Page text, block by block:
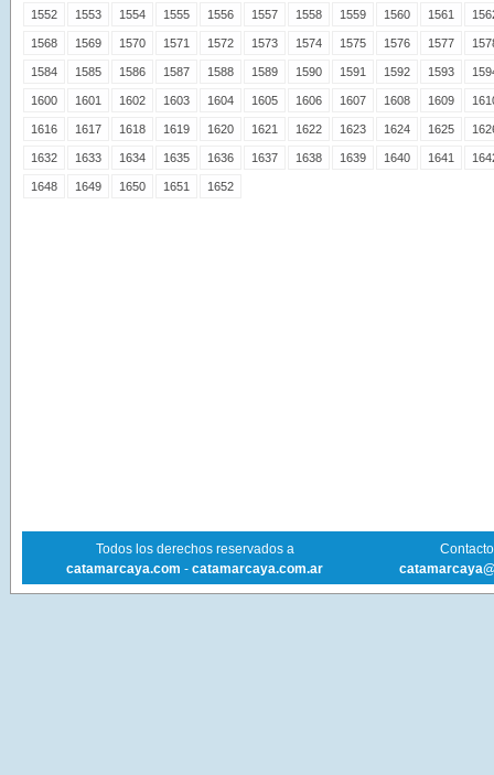
1552 1553 1554 1555 1556 1557 1558 1559 1560 1561
1568 1569 1570 1571 1572 1573 1574 1575 1576 1577
1584 1585 1586 1587 1588 1589 1590 1591 1592 1593
1600 1601 1602 1603 1604 1605 1606 1607 1608 1609
1616 1617 1618 1619 1620 1621 1622 1623 1624 1625
1632 1633 1634 1635 1636 1637 1638 1639 1640 1641
1648 1649 1650 1651 1652
Todos los derechos reservados a
catamarcaya.com - catamarcaya.com.ar